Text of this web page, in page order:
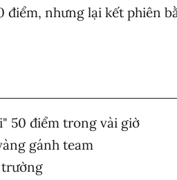
điểm, nhưng lại kết phiên
50 điểm trong vài giờ
gánh team